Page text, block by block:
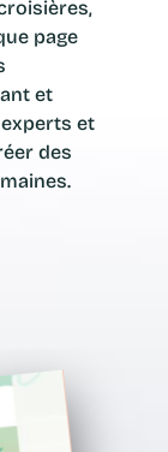
page
et
et
des